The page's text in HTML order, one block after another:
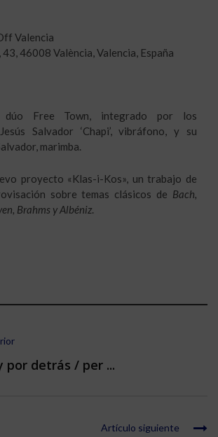
Valencia
46008 València, Valencia, España
dúo Free Town, integrado por los
Salvador ‘Chapi’, vibráfono, y su
marimba.
proyecto «Klas-i-Kos», un trabajo de
sobre temas clásicos de Bach,
Brahms y Albéniz.
por detrás / per ...
Artículo siguiente